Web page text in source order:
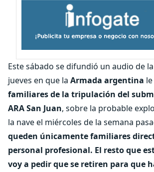
Este sábado se difundió un audio de
jueves en que la Armada argentina
familiares de la tripulación del
ARA San Juan, sobre la probable
la nave el miércoles de la semana
queden únicamente familiares
personal profesional. El resto que
voy a pedir que se retiren para que